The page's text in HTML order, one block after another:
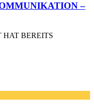
–
HAT BEREITS